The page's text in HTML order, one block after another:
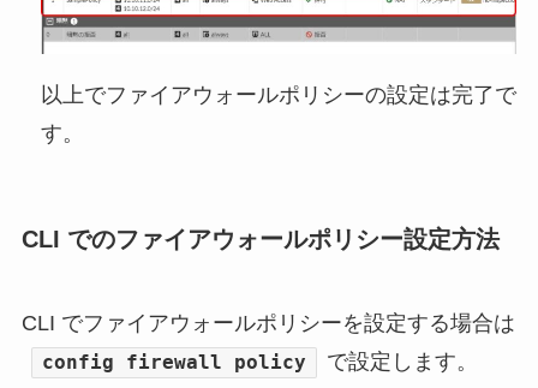
以上でファイアウォールポリシーの設定は完了で
す。
CLI でのファイアウォールポリシー設定方法
CLI でファイアウォールポリシーを設定する場合は
config firewall policy で設定します。